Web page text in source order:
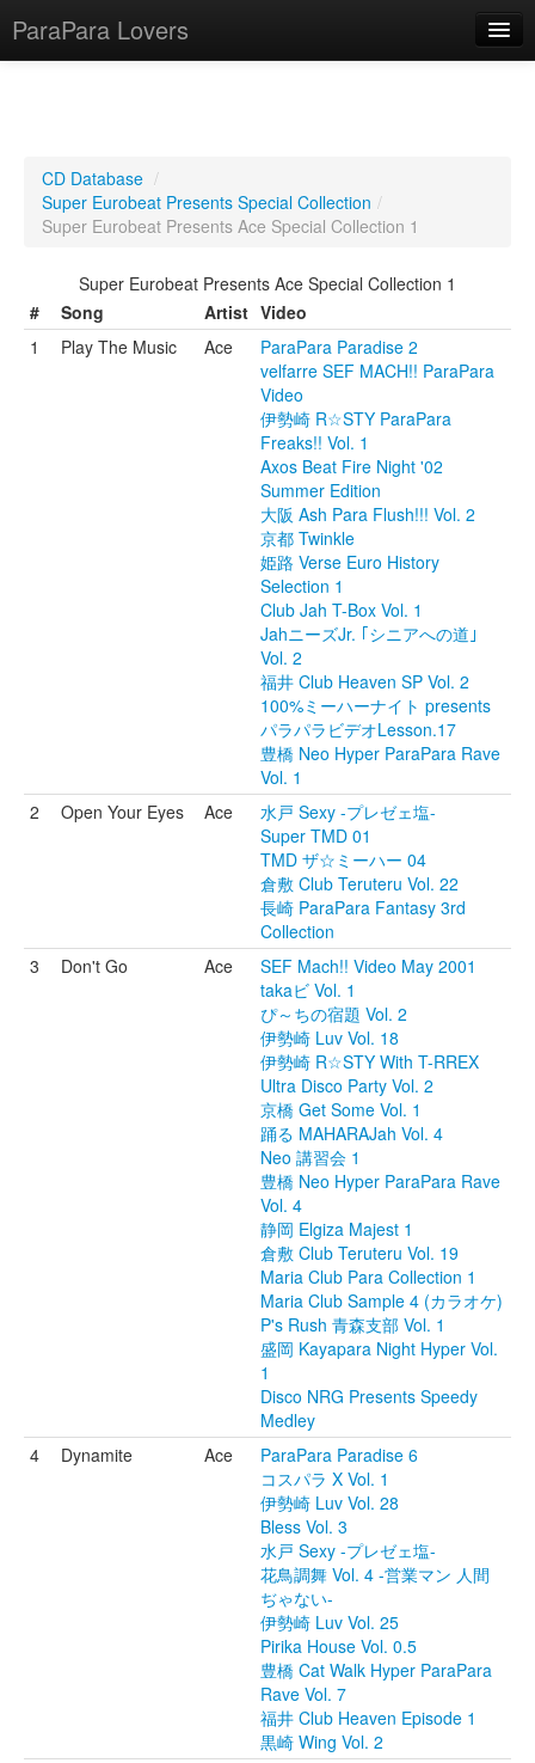
ParaPara Lovers
ParaPara Video Database
CD Database
Lesson Database
CD Database /
Super Eurobeat Presents Special Collection /
Super Eurobeat Presents Ace Special Collection 1
Super Eurobeat Presents Ace Special Collection 1
#
Song Artist Video
1
Play The Music Ace
ParaPara Paradise 2
velfarre SEF MACH!! ParaPara
Video
伊勢崎 R☆STY ParaPara
Freaks!! Vol. 1
Axos Beat Fire Night '02
Summer Edition
大阪 Ash Para Flush!!! Vol. 2
京都 Twinkle
姫路 Verse Euro History
Selection 1
Club Jah T-Box Vol. 1
JahニーズJr. ｢シニアへの道｣
Vol. 2
福井 Club Heaven SP Vol. 2
100%ミーハーナイト presents
パラパラビデオLesson.17
豊橋 Neo Hyper ParaPara Rave
Vol. 1
2
Open Your Eyes Ace
水戸 Sexy -プレゼェ塩-
Super TMD 01
TMD ザ☆ミーハー 04
倉敷 Club Teruteru Vol. 22
長崎 ParaPara Fantasy 3rd
Collection
3
Don't Go Ace
SEF Mach!! Video May 2001
takaビ Vol. 1
ぴ～ちの宿題 Vol. 2
伊勢崎 Luv Vol. 18
伊勢崎 R☆STY With T-RREX
Ultra Disco Party Vol. 2
京橋 Get Some Vol. 1
踊る MAHARAJah Vol. 4
Neo 講習会 1
豊橋 Neo Hyper ParaPara Rave
Vol. 4
静岡 Elgiza Majest 1
倉敷 Club Teruteru Vol. 19
Maria Club Para Collection 1
Maria Club Sample 4 (カラオケ)
P's Rush 青森支部 Vol. 1
盛岡 Kayapara Night Hyper Vol.
1
Disco NRG Presents Speedy
Medley
4
Dynamite Ace
ParaPara Paradise 6
コスパラ X Vol. 1
伊勢崎 Luv Vol. 28
Bless Vol. 3
水戸 Sexy -プレゼェ塩-
花鳥調舞 Vol. 4 -営業マン 人間
ぢゃない-
伊勢崎 Luv Vol. 25
Pirika House Vol. 0.5
豊橋 Cat Walk Hyper ParaPara
Rave Vol. 7
福井 Club Heaven Episode 1
黒崎 Wing Vol. 2